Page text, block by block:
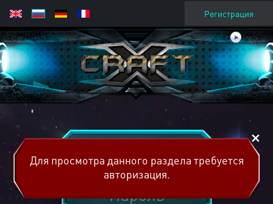
Регистрация
Для просмотра данного раздела требуется
авторизация.